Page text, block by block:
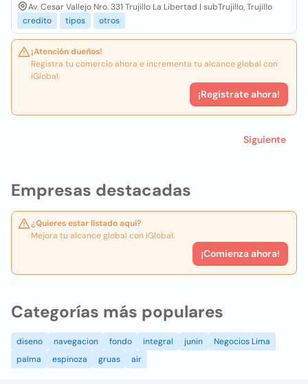
Empresas destacadas
¿Quieres estar listado aquí?
Mejora tu alcance global con iGlobal.
¡Comienza ahora!
Av. Cesar Vallejo Nro. 331 Trujillo La Libertad | subTrujillo, Trujillo
credito
tipos otros
¡Atención dueños!
Registra tu comercio ahora e incrementa tu alcance global con
iGlobal.
¡Registrate ahora!
Siguiente
Categorías más populares
diseno navegacion fondo integral junin
Negocios Lima
palma
espinoza gruas air